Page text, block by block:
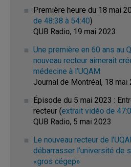
Première heure du 18 mai
de 48:38 à 54:40)
QUB Radio, 19 mai 2023
Une première en 60 ans au
nouveau recteur aimerait
médecine à l’UQAM
Journal de Montréal, 18 mai
Épisode du 5 mai 2023 :
recteur (extrait vidéo de
QUB Radio, 5 mai 2023
Le nouveau recteur de
débarrasser l’université de
«gros cégep»